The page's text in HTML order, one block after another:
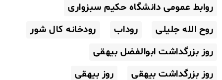
روابط عمومی دانشگاه حکیم سبزواری
روح الله جلیلی
روداب
رودخانه کال شور
روز بزرگداشت ابوالفضل بیهقی
روز بزرگداشت بیهقی
روز بیهقی